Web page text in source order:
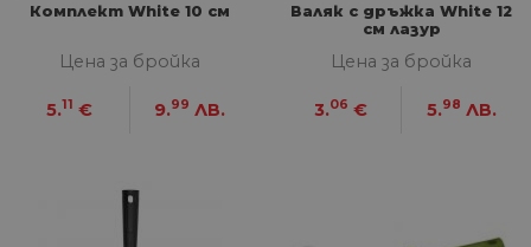
Комплект White 10 см
Цена за бройка
5.11 € 9.99 ЛВ.
Валяк с дръжка White 12
см лазур
Цена за бройка
3.06 € 5.98 ЛВ.